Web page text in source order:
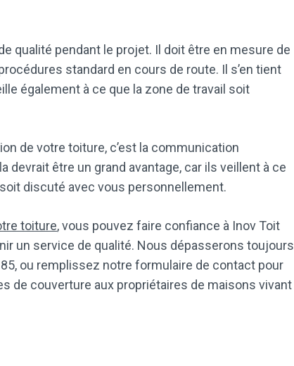
qualité pendant le projet. Il doit être en mesure de
standard en cours de route. Il s’en tient
également à ce que la zone de travail soit
de votre toiture, c’est la communication
devrait être un grand avantage, car ils veillent à ce
discuté avec vous personnellement.
toiture, vous pouvez faire confiance à Inov Toit
un service de qualité. Nous dépasserons toujours
ou remplissez notre formulaire de contact pour
de couverture aux propriétaires de maisons vivant